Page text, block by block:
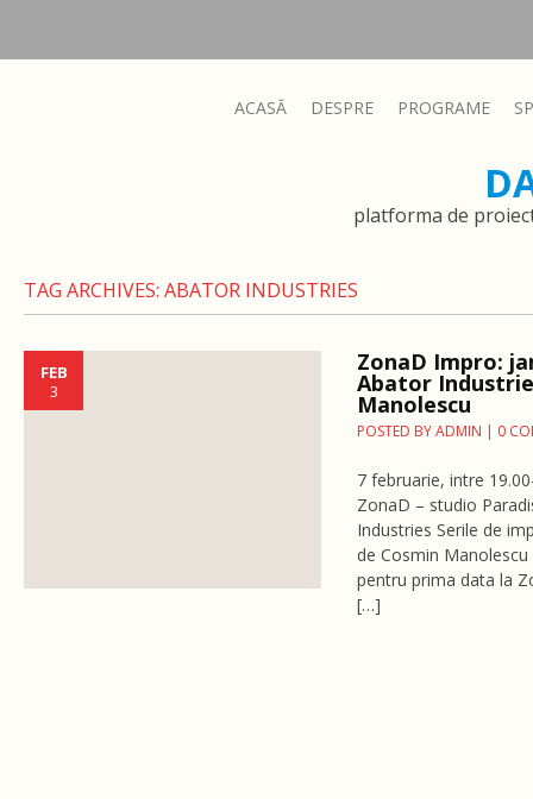
ACASĂ DESPRE PROGRAME
platforma de
TAG ARCHIVES: ABATOR INDUSTRIES
FEB
3
ZonaD Impro:
Abator
Manolescu
POSTED BYADMIN | 0
7 februarie, intre
ZonaD – studio
Industries Serile de
de Cosmin
pentru prima data la
[…]